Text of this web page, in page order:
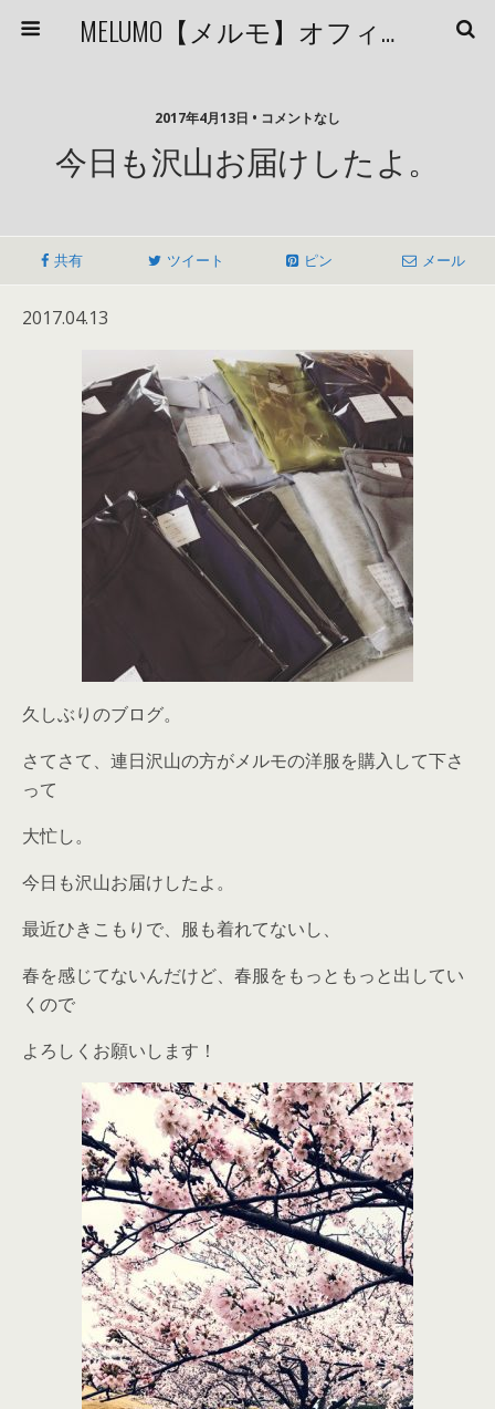
MELUMO【メルモ】オフィシャルブログ
2017年4月13日 • コメントなし
今日も沢山お届けしたよ。
共有 ツイート ピン メール
2017.04.13
久しぶりのブログ。
さてさて、連日沢山の方がメルモの洋服を購入して下さ
って
大忙し。
今日も沢山お届けしたよ。
最近ひきこもりで、服も着れてないし、
春を感じてないんだけど、春服をもっともっと出してい
くので
よろしくお願いします！